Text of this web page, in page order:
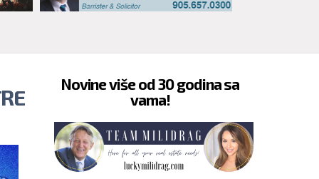
Novine više od 30 godina sa
vama!